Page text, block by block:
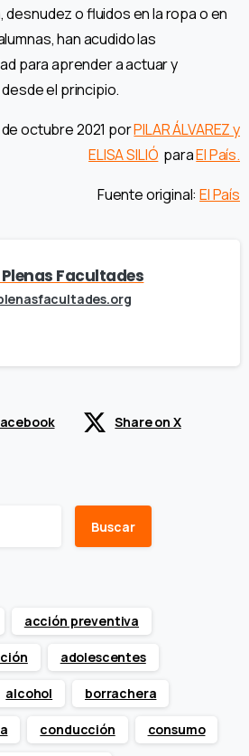
desnudez o fluidos en la ropa o en
han acudido las
para aprender a actuar y
el principio.
octubre 2021 porPILAR ÁLVAREZ y
ELISA SILIÓ paraEl País.
Fuente original:El País
Plenas Facultades
Share on X
Buscar
acción preventiva
adolescentes
alcohol borrachera
conducción consumo